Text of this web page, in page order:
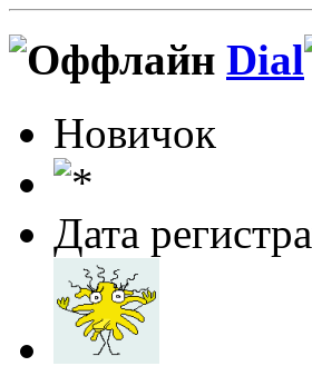
Dial
Новичок
Дата